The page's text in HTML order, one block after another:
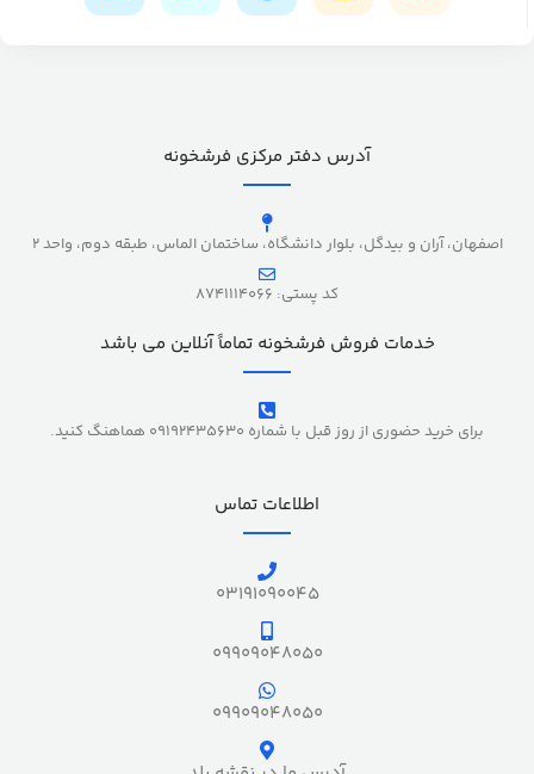
آدرس دفتر مرکزی فرشخونه
اصفهان، آران و بیدگل، بلوار دانشگاه، ساختمان الماس، طبقه دوم، واحد 2
کد پستی: 8741114066
خدمات فروش فرشخونه تماماً آنلاین می باشد
برای خرید حضوری از روز قبل با شماره 09192435630 هماهنگ کنید.
اطلاعات تماس
03191090045
09909048050
09909048050